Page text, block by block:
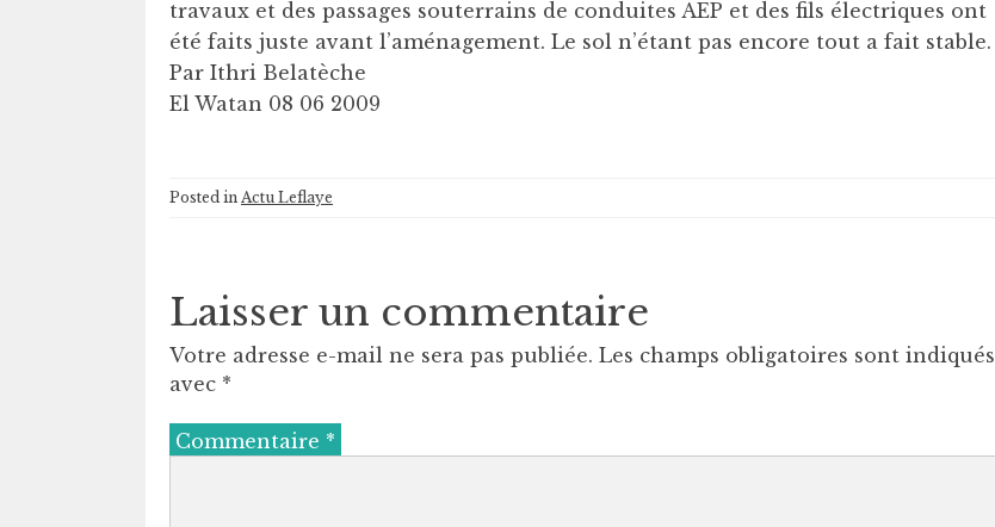
travaux et des passages souterrains de conduites AEP et des fils électriques ont
été faits juste avant l’aménagement. Le sol n’étant pas encore tout a fait stable.
Par Ithri Belatèche
El Watan 08 06 2009
Posted in Actu Leflaye
Laisser un commentaire
Votre adresse e-mail ne sera pas publiée. Les champs obligatoires sont indiqués
avec *
Commentaire *